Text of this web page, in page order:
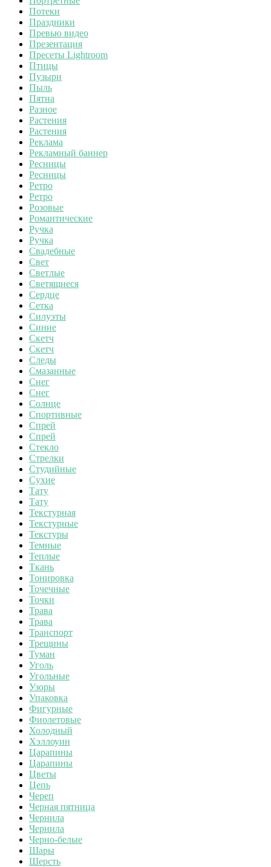
Потеки
Праздники
Превью видео
Презентация
Пресеты Lightroom
Птицы
Пузыри
Пыль
Пятна
Разное
Растения
Растения
Реклама
Рекламный баннер
Ресницы
Ресницы
Ретро
Ретро
Розовые
Романтические
Ручка
Ручка
Свадебные
Свет
Светлые
Светящиеся
Сердце
Сетка
Силуэты
Синие
Скетч
Скетч
Следы
Смазанные
Снег
Снег
Солнце
Спортивные
Спрей
Спрей
Стекло
Стрелки
Студийные
Сухие
Тату
Тату
Текстурная
Текстурные
Текстуры
Темные
Теплые
Ткань
Тонировка
Точечные
Точки
Трава
Трава
Транспорт
Трещины
Туман
Уголь
Угольные
Узоры
Упаковка
Фигурные
Фиолетовые
Холодный
Хэллоуин
Царапины
Царапины
Цветы
Цепь
Череп
Черная пятница
Чернила
Чернила
Черно-белые
Шары
Шерсть